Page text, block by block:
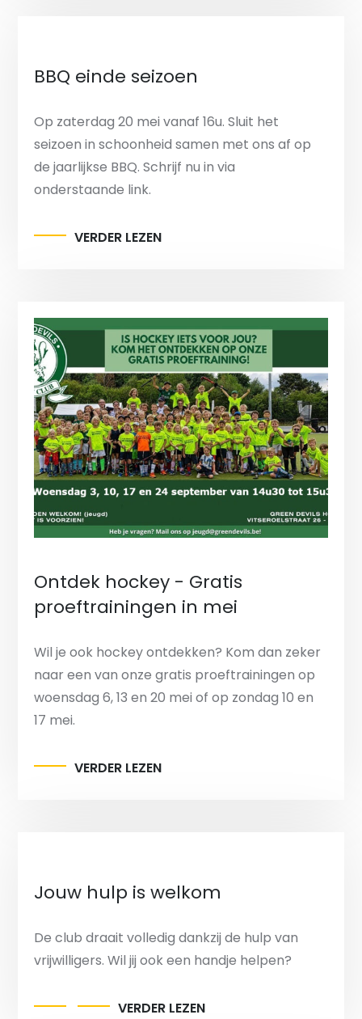
BBQ einde seizoen
Op zaterdag 20 mei vanaf 16u. Sluit het
seizoen in schoonheid samen met ons af op
de jaarlijkse BBQ. Schrijf nu in via
onderstaande link.
VERDER LEZEN
Ontdek hockey - Gratis
proeftrainingen in mei
Wil je ook hockey ontdekken? Kom dan zeker
naar een van onze gratis proeftrainingen op
woensdag 6, 13 en 20 mei of op zondag 10 en
17 mei.
VERDER LEZEN
Jouw hulp is welkom
De club draait volledig dankzij de hulp van
vrijwilligers. Wil jij ook een handje helpen?
VERDER LEZEN